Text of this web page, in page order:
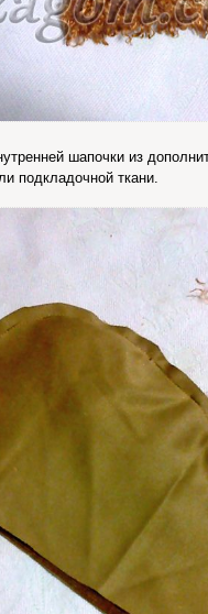
шапочки из
подкладочной ткани.